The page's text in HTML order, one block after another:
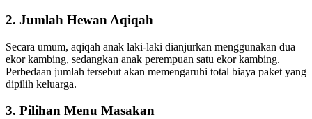
2. Jumlah Hewan Aqiqah
Secara umum, aqiqah anak laki-laki dianjurkan menggunakan dua
ekor kambing, sedangkan anak perempuan satu ekor kambing.
Perbedaan jumlah tersebut akan memengaruhi total biaya paket yang
dipilih keluarga.
3. Pilihan Menu Masakan